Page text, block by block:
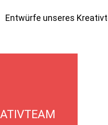
Entwürfe unseres